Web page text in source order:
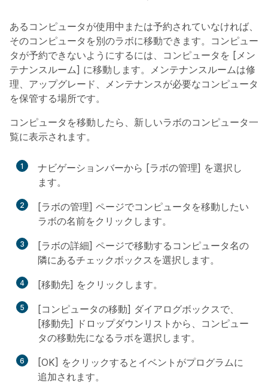
あるコンピュータが使用中または予約されていなければ、
そのコンピュータを別のラボに移動できます。コンピュー
タが予約できないようにするには、コンピュータを [メン
テナンスルーム] に移動します。
メンテナンスルームは修
理、アップグレード、メンテナンスが必要なコンピュータ
を保管する場所です。
コンピュータを移動したら、新しいラボのコンピュータ一
覧に表示されます。
1
ナビゲーションバーから [ラボの管理] を選択し
ます。
2
[ラボの管理] ページでコンピュータを移動したい
ラボの名前をクリックします。
3
[ラボの詳細] ページで移動するコンピュータ名の
隣にあるチェックボックスを選択します。
4 [移動先] をクリックします。
5
[コンピュータの移動] ダイアログボックスで、
[移動先] ドロップダウンリストから、コンピュー
タの移動先になるラボを選択します。
6
[OK] をクリックするとイベントがプログラムに
追加されます。